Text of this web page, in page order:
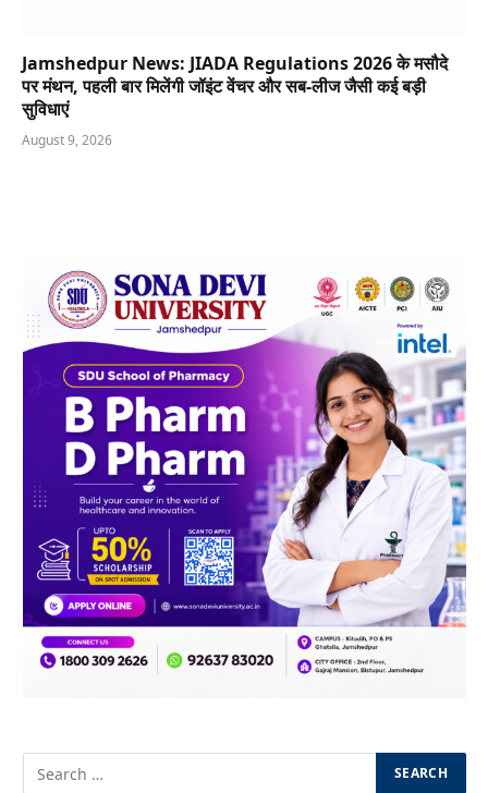
Jamshedpur News: JIADA Regulations 2026 के मसौदे
पर मंथन, पहली बार मिलेंगी जॉइंट वेंचर और सब-लीज जैसी कई बड़ी
सुविधाएं
August 9, 2026